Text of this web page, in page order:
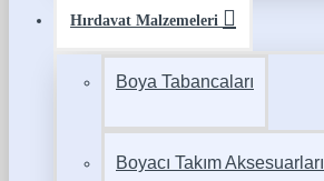
Hırdavat Malzemeleri
Boya Tabancaları
Boyacı Takım Aksesuarları